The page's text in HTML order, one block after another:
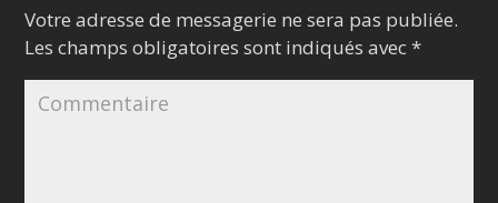
Votre adresse de messagerie ne sera pas publiée.
Les champs obligatoires sont indiqués avec*